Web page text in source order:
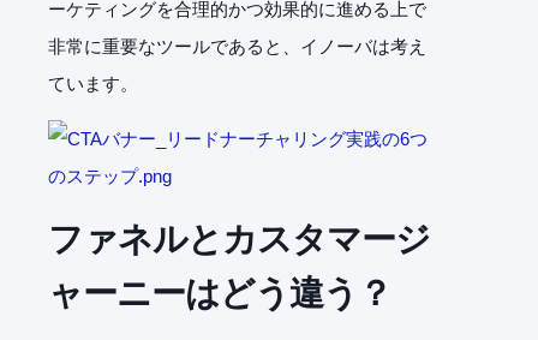
ーケティングを合理的かつ効果的に進める上で
非常に重要なツールであると、イノーバは考え
ています。
ファネルとカスタマージ
ャーニーはどう違う？